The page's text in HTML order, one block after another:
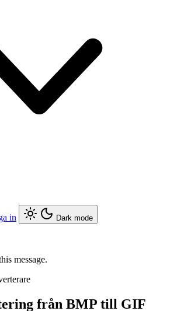
in Dark mode
message.
från BMP till GIF